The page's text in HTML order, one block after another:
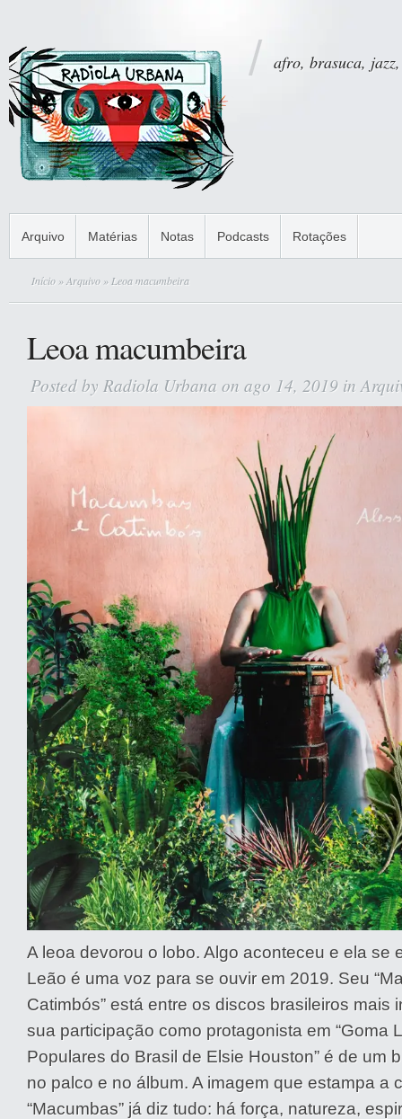
afro, brasuca,
Arquivo Matérias Notas Podcasts Rotações
Início »Arquivo » Leoa macumbeira
Leoa macumbeira
Posted by Radiola Urbana on ago 14, 2019 in
A leoa devorou o lobo. Algo aconteceu e ela se
Leão é uma voz para se ouvir em 2019. Seu
Catimbós” está entre os discos brasileiros mais
sua participação como protagonista em “Goma
Populares do Brasil de Elsie Houston” é de um
no palco e no álbum. A imagem que estampa a
“Macumbas” já diz tudo: há força, natureza,